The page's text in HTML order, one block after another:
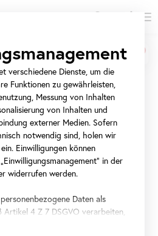
in
Sprache
verschiedene Dienste, um die
Funktionen zu gewährleisten,
Messung von Inhalten
von Inhalten und
externer Medien. Sofern
notwendig sind, holen wir
Einwilligungen können
in der
widerrufen werden.
Daten als
4 Z 7 DSGVO verarbeiten,
für die Weitergabe an den